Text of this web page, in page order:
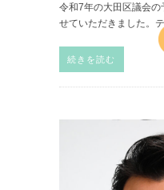
令和7年の大田区議会
せていただきました。
続きを読む